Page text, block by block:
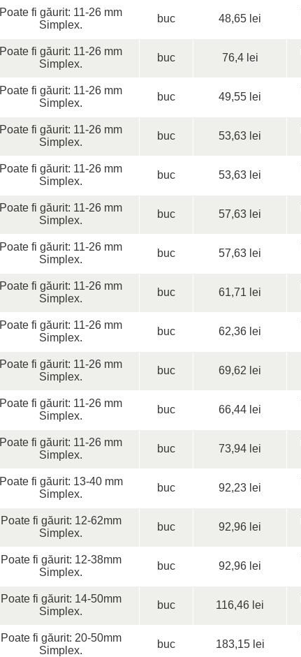
Poate fi găurit: 11-26 mm
Simplex.
buc 48,65 lei
Poate fi găurit: 11-26 mm
Simplex.
buc 76,4 lei
Poate fi găurit: 11-26 mm
Simplex.
buc 49,55 lei
Poate fi găurit: 11-26 mm
Simplex.
buc 53,63 lei
Poate fi găurit: 11-26 mm
Simplex.
buc 53,63 lei
Poate fi găurit: 11-26 mm
Simplex.
buc 57,63 lei
Poate fi găurit: 11-26 mm
Simplex.
buc 57,63 lei
Poate fi găurit: 11-26 mm
Simplex.
buc 61,71 lei
Poate fi găurit: 11-26 mm
Simplex.
buc 62,36 lei
Poate fi găurit: 11-26 mm
Simplex.
buc 69,62 lei
Poate fi găurit: 11-26 mm
Simplex.
buc 66,44 lei
Poate fi găurit: 11-26 mm
Simplex.
buc 73,94 lei
Poate fi găurit: 13-40 mm
Simplex.
buc 92,23 lei
Poate fi găurit: 12-62mm
Simplex.
buc 92,96 lei
Poate fi găurit: 12-38mm
Simplex.
buc 92,96 lei
Poate fi găurit: 14-50mm
Simplex.
buc 116,46 lei
Poate fi găurit: 20-50mm
Simplex.
buc 183,15 lei